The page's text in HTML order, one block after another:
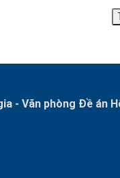
- Văn phòng Đề án